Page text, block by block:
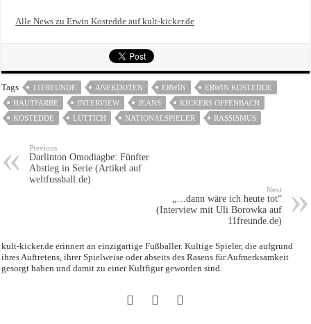
Alle News zu Erwin Kostedde auf kult-kicker.de
Tags 11FREUNDE ANEKDOTEN ERWIN
ERWIN KOSTEDDE
HAUTFARBE
INTERVIEW JEANS
KICKERS OFFENBACH
KOSTEDDE
LÜTTICH NATIONALSPIELER RASSISMUS
Previous
Darlinton Omodiagbe: Fünfter
Abstieg in Serie (Artikel auf
weltfussball.de)
Next
„…dann wäre ich heute tot“
(Interview mit Uli Borowka auf
11freunde.de)
kult-kicker.de erinnert an einzigartige Fußballer. Kultige Spieler, die aufgrund
ihres Auftretens, ihrer Spielweise oder abseits des Rasens für Aufmerksamkeit
gesorgt haben und damit zu einer Kultfigur geworden sind.